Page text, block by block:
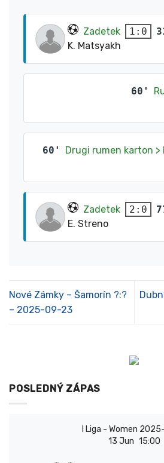
Zadetek 1:0
K. Matsyakh
60'
60'
Drugi rumen karton >
Zadetek 2:0
E. Streno
Nové Zámky – Šamorín ?:?
– 2025-09-23
POSLEDNÝ ZÁPAS
I Liga - Women
13 Jun 15:00